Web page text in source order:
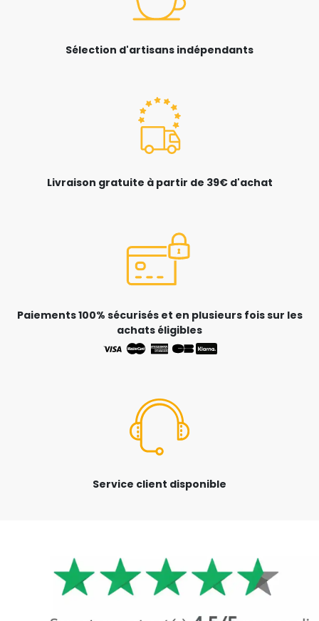
Sélection d'artisans indépendants
Livraison gratuite à partir de 39€ d'achat
Paiements 100% sécurisés et en plusieurs fois sur les
achats éligibles
Service client disponible